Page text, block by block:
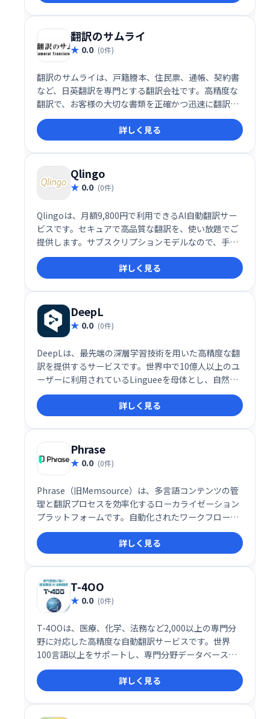
翻訳のサムライ
0.0 (0件)
翻訳のサムライは、戸籍謄本、住民票、通帳、契約書
など、日英翻訳を専門とする翻訳会社です。高精度な
翻訳で、お客様の大切な書類を正確かつ迅速に翻訳い
たします。個人のお客様から法人のお客様まで、幅広
く対応しております。詳しく見る
Qlingo
0.0 (0件)
Qlingoは、月額9,800円で利用できるAI自動翻訳サー
ビスです。セキュアで高品質な翻訳を、使い放題でご
提供します。サブスクリプションモデルなので、手軽
に導入でき、コストを抑えながら効率的な翻訳業務を
実現できます。
詳しく見る
DeepL
0.0 (0件)
DeepLは、最先端の深層学習技術を用いた高精度な翻
訳を提供するサービスです。世界中で10億人以上のユ
ーザーに利用されているLingueeを母体とし、自然で
滑らかな翻訳を実現しています。文書やウェブサイト
の翻訳、そして様々な言語間のスムーズなコミュニケ
ーションを支援します。
詳しく見る
Phrase
0.0 (0件)
Phrase（旧Memsource）は、多言語コンテンツの管
理と翻訳プロセスを効率化するローカライゼーション
プラットフォームです。自動化されたワークフローと
統合された品質保証ツールにより、高品質な翻訳を迅
速に提供し、グローバル市場への展開を支援します。
リアルタイムの進捗追跡も可能で、プロジェクトの透
明性を確保します。
詳しく見る
T-4OO
0.0 (0件)
T-4OOは、医療、化学、法務など2,000以上の専門分
野に対応した高精度な自動翻訳サービスです。世界
100言語以上をサポートし、専門分野データベースと
企業別データベースを組み合わせることで、より正確
な翻訳を実現します。多様な業界のニーズに対応し、
迅速かつ高品質な翻訳を提供します。
詳しく見る